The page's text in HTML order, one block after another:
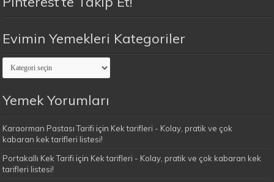
Evimin Yemekleri Kategoriler
Evimin
Yemekleri
Kategoriler
Yemek Yorumları
Karaorman Pastası Tarifi için Kek tarifleri - Kolay, pratik ve çok
kabaran kek tarifleri listesi!
Portakallı Kek Tarifi için Kek tarifleri - Kolay, pratik ve çok kabaran kek
tarifleri listesi!